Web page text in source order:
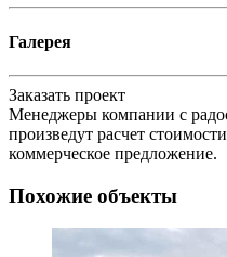
Галерея
Заказать проект
Менеджеры компании с
произведут расчет
коммерческое предложение.
Похожие объекты